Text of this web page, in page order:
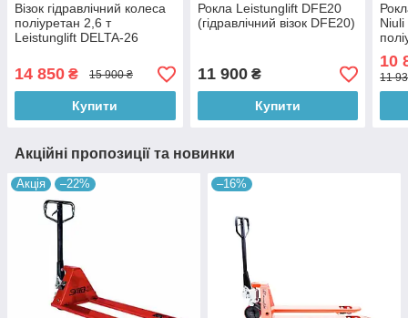
Візок гідравлічний колеса
поліуретан 2,6 т
Leistunglift DELTA-26
14 850 ₴ 15 900 ₴
Купити
Рокла Leistunglift DFE20
(гідравлічний візок DFE20)
11 900₴
Купити
10
11
Акційні пропозиції та новинки
Акція –22% –16%